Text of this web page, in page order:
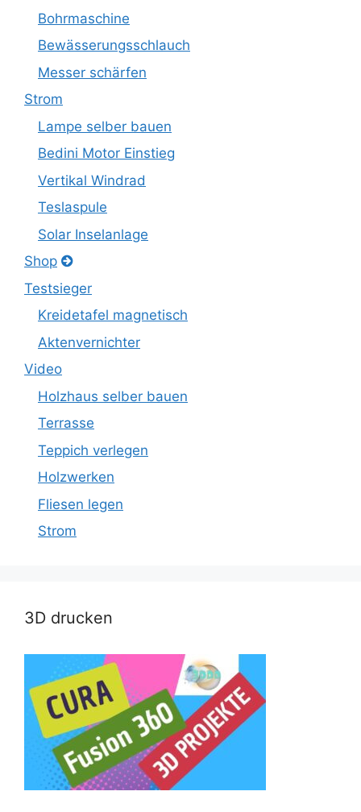
Bohrmaschine
Bewässerungsschlauch
Messer schärfen
Strom
Lampe selber bauen
Bedini Motor Einstieg
Vertikal Windrad
Teslaspule
Solar Inselanlage
Shop
Testsieger
Kreidetafel magnetisch
Aktenvernichter
Video
Holzhaus selber bauen
Terrasse
Teppich verlegen
Holzwerken
Fliesen legen
Strom
3D drucken